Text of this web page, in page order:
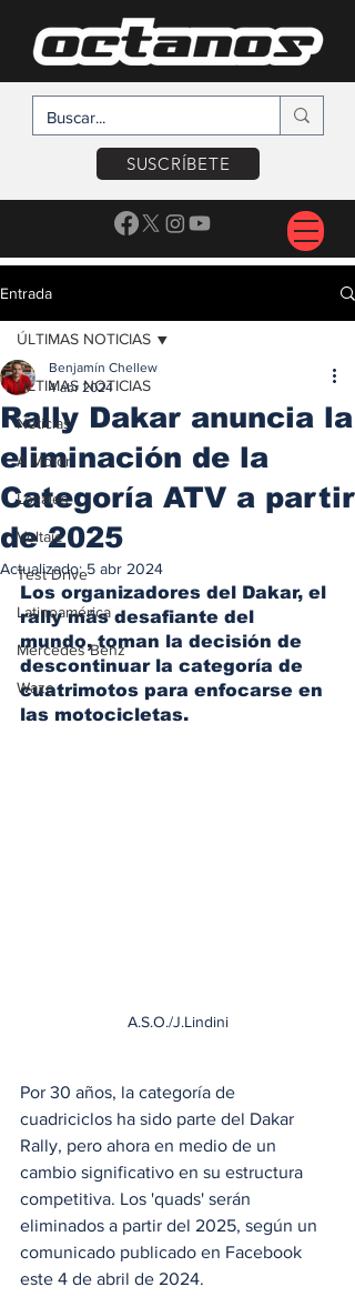
SUSCRÍBETE
Entrada
ÚLTIMAS NOTICIAS
Noticias
A Motor
Locales
Voltaje
Test Drive
Latinoamérica
Mercedes Benz
Waze
ÚLTIMAS NOTICIAS
Rally Dakar anuncia la
eliminación de la
Categoría ATV a partir
de 2025
Benjamín Chellew
4 abr 2024
Actualizado:5 abr 2024
Los organizadores del Dakar, el
rally más desafiante del
mundo, toman la decisión de
descontinuar la categoría de
cuatrimotos para enfocarse en
las motocicletas.
A.S.O./J.Lindini
Por 30 años, la categoría de
cuadriciclos ha sido parte del Dakar
Rally, pero ahora en medio de un
cambio significativo en su estructura
competitiva. Los 'quads' serán
eliminados a partir del 2025, según un
comunicado publicado en Facebook
este 4 de abril de 2024.